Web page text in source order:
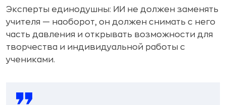
Эксперты единодушны: ИИ не должен заменять
учителя — наоборот, он должен снимать с него
часть давления и открывать возможности для
творчества и индивидуальной работы с
учениками.